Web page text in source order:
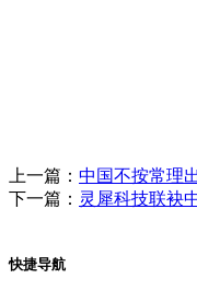
上一篇： 中国不按常理
下一篇： 灵犀科技联袂
快捷导航